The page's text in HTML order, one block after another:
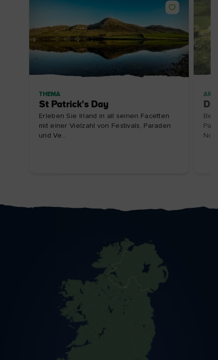
THEMA
St Patrick's Day
Erleben Sie Irland in all seinen Facetten
mit einer Vielzahl von Festivals, Paraden
und Ve...